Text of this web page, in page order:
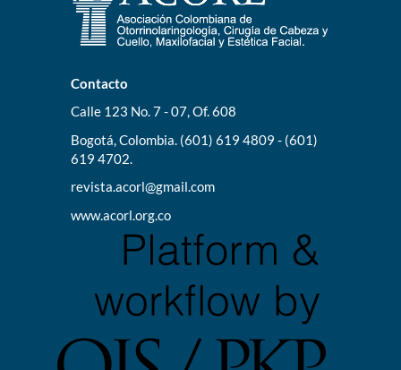
Contacto
Calle 123 No. 7 - 07, Of. 608
Bogotá, Colombia. (601) 619 4809 - (601)
619 4702.
revista.acorl@gmail.com
www.acorl.org.co